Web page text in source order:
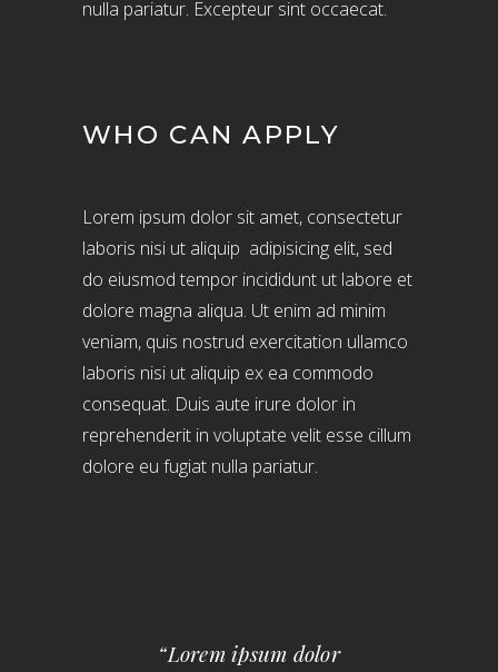
nulla pariatur. Excepteur sint occaecat.
WHO CAN APPLY
Lorem ipsum dolor sit amet, consectetur
laboris nisi ut aliquip adipisicing elit, sed
do eiusmod tempor incididunt ut labore et
dolore magna aliqua. Ut enim ad minim
veniam, quis nostrud exercitation ullamco
laboris nisi ut aliquip ex ea commodo
consequat. Duis aute irure dolor in
reprehenderit in voluptate velit esse cillum
dolore eu fugiat nulla pariatur.
“Lorem ipsum dolor